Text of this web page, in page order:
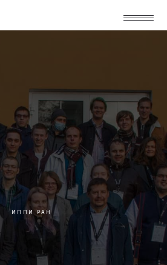
ИППИ РАН